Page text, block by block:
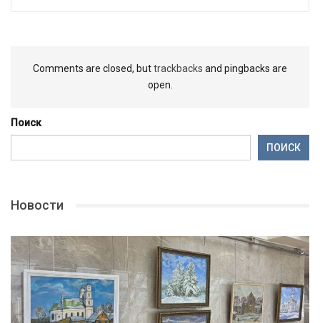
Comments are closed, buttrackbacks and pingbacks are
open.
Поиск
ПОИСК
Новости